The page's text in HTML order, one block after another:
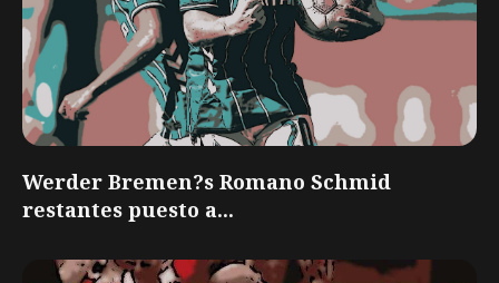
Werder Bremen?s Romano Schmid
restantes puesto a...